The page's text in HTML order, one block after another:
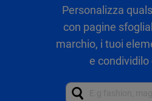
Personalizza
con pagine
marchio, i tuoi
e condividilo